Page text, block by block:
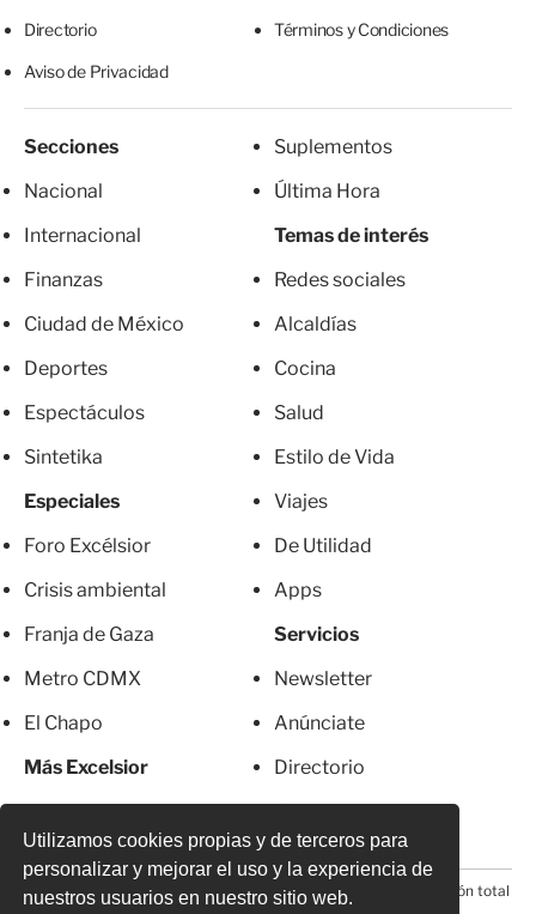
Utilizamos cookies propias y de terceros para
personalizar y mejorar el uso y la experiencia de
nuestros usuarios en nuestro sitio web.
Directorio Términos y Condiciones
Aviso de Privacidad
Secciones
Nacional
Internacional
Finanzas
Ciudad de México
Deportes
Espectáculos
Sintetika
Especiales
Foro Excélsior
Crisis ambiental
Franja de Gaza
Metro CDMX
El Chapo
Más Excelsior
Suplementos
Última Hora
Temas de interés
Redes sociales
Alcaldías
Cocina
Salud
Estilo de Vida
Viajes
De Utilidad
Apps
Servicios
Newsletter
Anúnciate
Directorio
© 2026 Todos los derechos reservados. Prohibida la reproducción total
o parcial, incluyendo cualquier medio electrónico*